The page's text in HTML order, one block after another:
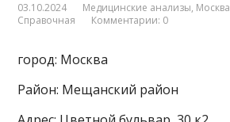
03.10.2024 Медицинские анализы, Москва
Справочная
Комментарии: 0
город: Москва
Район: Мещанский район